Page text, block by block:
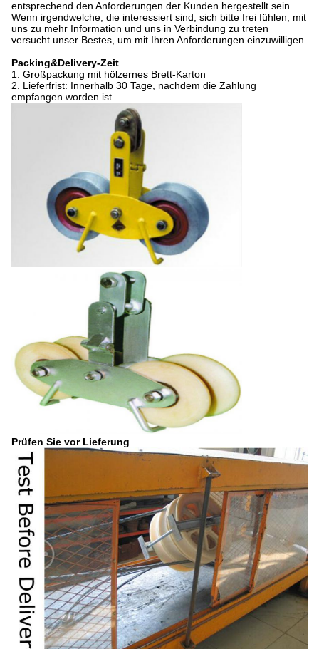
entsprechend den Anforderungen der Kunden hergestellt sein.
Wenn irgendwelche, die interessiert sind, sich bitte frei fühlen, mit
uns zu mehr Information und uns in Verbindung zu treten
versucht unser Bestes, um mit Ihren Anforderungen einzuwilligen.
Packing&Delivery-Zeit
1. Großpackung mit hölzernes Brett-Karton
2. Lieferfrist: Innerhalb 30 Tage, nachdem die Zahlung
empfangen worden ist
Prüfen Sie vor Lieferung